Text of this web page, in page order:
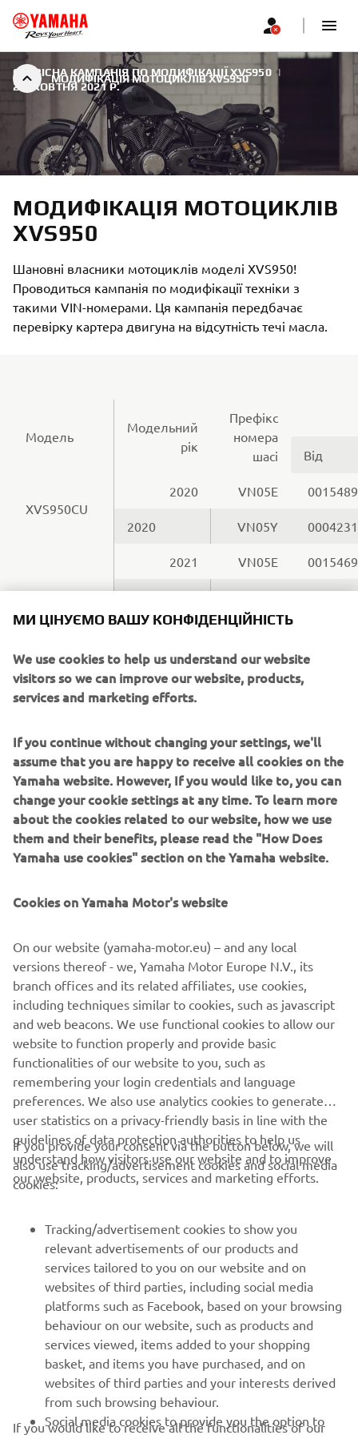
МОДИФІКАЦІЯ МОТОЦИКЛІВ XVS950
СЕРВІСНА КАМПАНІЯ ПО МОДИФІКАЦІЇ XVS950 |
20 ЖОВТНЯ 2021 Р.
МОДИФІКАЦІЯ МОТОЦИКЛІВ
XVS950
Шановні власники мотоциклів моделі XVS950!
Проводиться кампанія по модифікації техніки з
такими VIN-номерами. Ця кампанія передбачає
перевірку картера двигуна на відсутність течі масла.
Модель
Модельний
рік
Префікс
номера
шасі
Від
XVS950CU
2020 VN05E 0015489
2020 VN05Y 0004231
XVS950CUD
2021 VN05E 0015469
VN05Y
2021 VN077 0000121
A
2017
2017 VN076 0000333
2017 VN07B
Якщо Ви є власником мотоцикла з одним з цих VIN-
сервісний центр до найближчого дилера для
модифікації. Роботи з усунення недоліків
здійснюються безкоштовно для власника.
ЗНАЙТИ НАЙБЛИЖЧОГО ДИЛЕРА
CORPORATE
MORE YAMAHA
SUPPORT
ІНФОРМАЦІЙНИЙ БЮЛЕТЕНЬ
Дізнавайтесь першими про останні пропозиції, спеціальні
події, оновлення та багато іншого
МИ ЦІНУЄМО ВАШУ КОНФІДЕНЦІЙНІСТЬ
We use cookies to help us understand our website
visitors so we can improve our website, products,
services and marketing efforts.
If you continue without changing your settings, we'll
assume that you are happy to receive all cookies on the
Yamaha website. However, If you would like to, you can
change your cookie settings at any time. To learn more
about the cookies related to our website, how we use
them and their benefits, please read the "How Does
Yamaha use cookies" section on the Yamaha website.
Cookies on Yamaha Motor's website
On our website (yamaha-motor.eu) – and any local
versions thereof - we, Yamaha Motor Europe N.V., its
branch offices and its related affiliates, use cookies,
including techniques similar to cookies, such as javascript
and web beacons. We use functional cookies to allow our
website to function properly and provide basic
functionalities of our website to you, such as
remembering your login credentials and language
preferences. We also use analytics cookies to generate
user statistics on a privacy-friendly basis in line with the
guidelines of data protection authorities to help us
understand how visitors use our website and to improve
our website, products, services and marketing efforts.
If you provide your consent via the button below, we will
also use tracking/advertisement cookies and social media
cookies:
Tracking/advertisement cookies to show you
relevant advertisements of our products and
services tailored to you on our website and on
websites of third parties, including social media
platforms such as Facebook, based on your browsing
behaviour on our website, such as products and
services viewed, items added to your shopping
basket, and items you have purchased, and on
websites of third parties and your interests derived
from such browsing behaviour.
Social media cookies to provide you the option to
If you would like to receive all the functionalities of our